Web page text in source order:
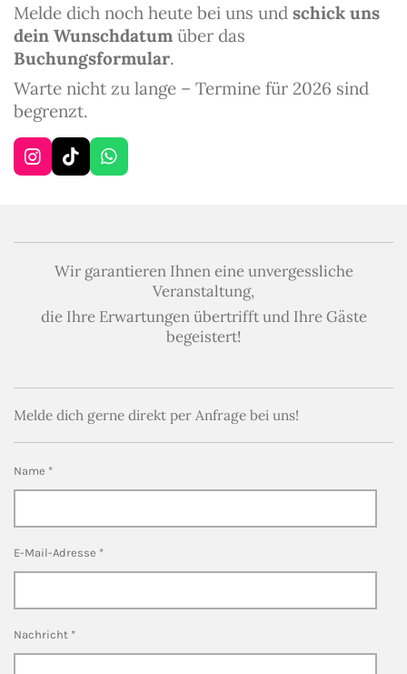
Melde dich noch heute bei uns und schick uns
dein Wunschdatum über das
Buchungsformular.
Warte nicht zu lange – Termine für 2026 sind
begrenzt.
I
n
T
i
W
h
p
Wir garantieren Ihnen eine unvergessliche
Veranstaltung,
die Ihre Erwartungen übertrifft und Ihre Gäste
begeistert!
Melde dich gerne direkt per Anfrage bei uns!
Name *
E-Mail-Adresse *
Nachricht *